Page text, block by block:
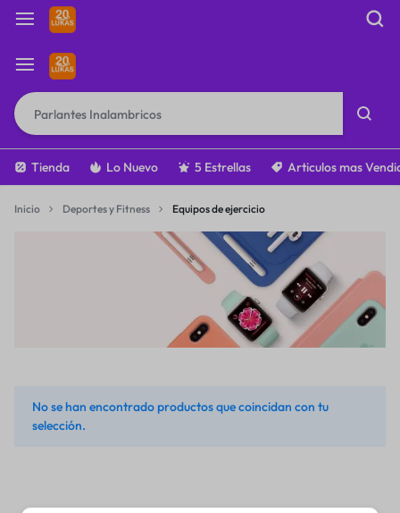
Tienda Lo Nuevo 5 Estrellas Articulos mas
Inicio Deportes y Fitness Equipos de ejercicio
No se han encontrado productos que coincidan con tu
selección.